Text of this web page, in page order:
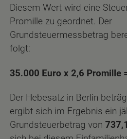
Diesem Wert wird eine
Promille zu geordnet. Der
Grundsteuermessbetrag
folgt:
35.000 Euro x 2,6 Promille
Der Hebesatz in Berlin
ergibt sich im Ergebnis ein
Grundsteuerbetrag von